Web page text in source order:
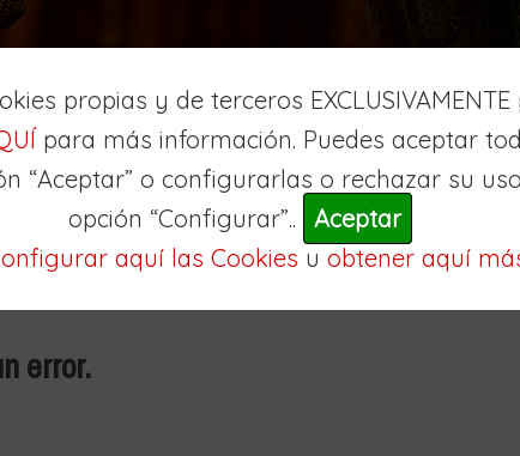
propias y de terceros
para más información. Puedes aceptar
“Aceptar” o configurarlas o rechazar su
opción “Configurar”..
Aceptar
aquí las Cookies u obtener aquí
error.